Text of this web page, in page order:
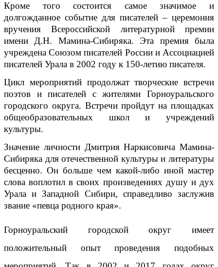
Кроме того состоится самое значимое и
долгожданное событие для писателей – церемония
вручения Всероссийской литературной премии
имени Д.Н. Мамина-Сибиряка. Эта премия была
учреждена Союзом писателей России и Ассоциацией
писателей Урала в 2002 году к 150-летию писателя.
Цикл мероприятий продолжат творческие встречи
поэтов и писателей с жителями Горноуральского
городского округа. Встречи пройдут на площадках
общеобразовательных школ и учреждений
культуры.
Значение личности Дмитрия Наркисовича Мамина-
Сибиряка для отечественной культуры и литературы
бесценно. Он больше чем какой-либо иной мастер
слова воплотил в своих произведениях душу и дух
Урала и Западной Сибири, справедливо заслужив
звание «певца родного края».
Горноуральский городской округ имеет
положительный опыт проведения подобных